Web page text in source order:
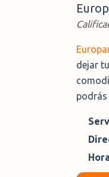
dejar
podrás